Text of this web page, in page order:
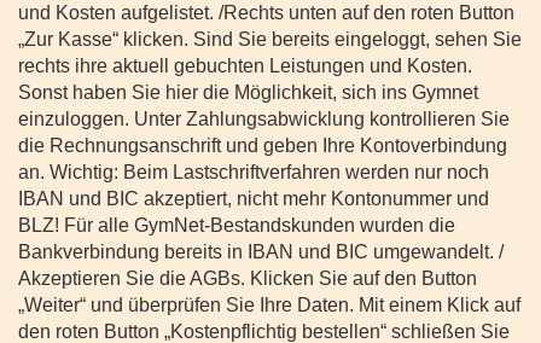
und Kosten aufgelistet. /Rechts unten auf den roten Button
„Zur Kasse“ klicken. Sind Sie bereits eingeloggt, sehen Sie
rechts ihre aktuell gebuchten Leistungen und Kosten.
Sonst haben Sie hier die Möglichkeit, sich ins Gymnet
einzuloggen. Unter Zahlungsabwicklung kontrollieren Sie
die Rechnungsanschrift und geben Ihre Kontoverbindung
an. Wichtig: Beim Lastschriftverfahren werden nur noch
IBAN und BIC akzeptiert, nicht mehr Kontonummer und
BLZ! Für alle GymNet-Bestandskunden wurden die
Bankverbindung bereits in IBAN und BIC umgewandelt. /
Akzeptieren Sie die AGBs. Klicken Sie auf den Button
„Weiter“ und überprüfen Sie Ihre Daten. Mit einem Klick auf
den roten Button „Kostenpflichtig bestellen“ schließen Sie